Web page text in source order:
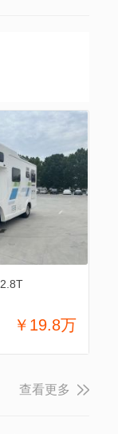
科发 上汽跃进 H500 2.8T
￥19.8万
查看更多